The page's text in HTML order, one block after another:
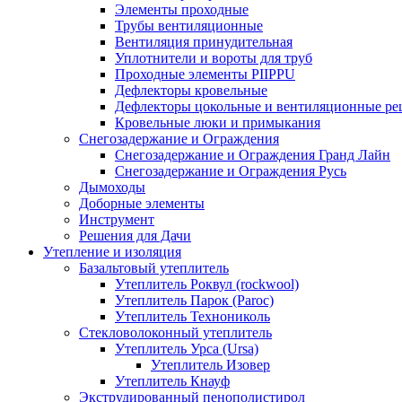
Элементы проходные
Трубы вентиляционные
Вентиляция принудительная
Уплотнители и вороты для труб
Проходные элементы PIIPPU
Дефлекторы кровельные
Дефлекторы цокольные и вентиляционные
Кровельные люки и примыкания
Снегозадержание и Ограждения
Снегозадержание и Ограждения Гранд Лайн
Снегозадержание и Ограждения Русь
Дымоходы
Доборные элементы
Инструмент
Решения для Дачи
Утепление и изоляция
Базальтовый утеплитель
Утеплитель Роквул (rockwool)
Утеплитель Парок (Paroc)
Утеплитель Технониколь
Стекловолоконный утеплитель
Утеплитель Урса (Ursa)
Утеплитель Изовер
Утеплитель Кнауф
Экструдированный пенополистирол